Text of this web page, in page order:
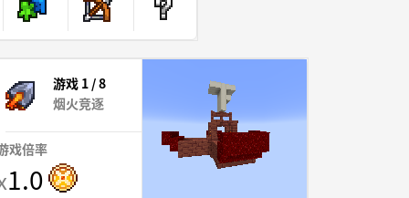
游戏 1 / 8
烟火竞逐
戏倍率
1.0